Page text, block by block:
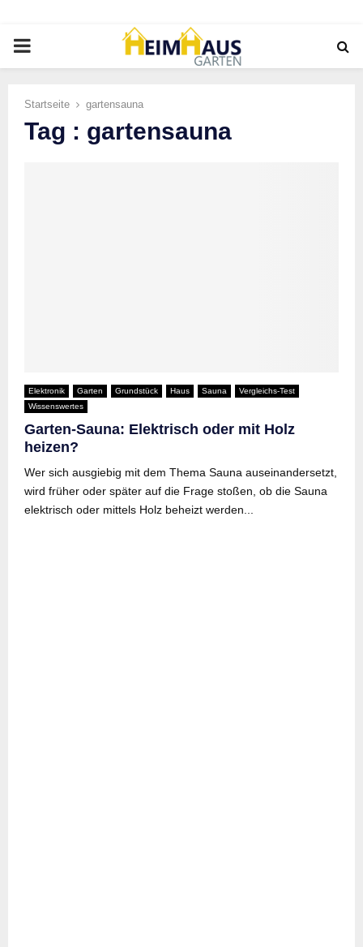
PRIMARY
Startseite gartensauna
Tag : gartensauna
Elektronik Garten Grundstück Haus Sauna
Vergleichs-Test
Wissenswertes
Garten-Sauna: Elektrisch oder mit Holz
heizen?
Wer sich ausgiebig mit dem Thema Sauna auseinandersetzt,
wird früher oder später auf die Frage stoßen, ob die Sauna
elektrisch oder mittels Holz beheizt werden...